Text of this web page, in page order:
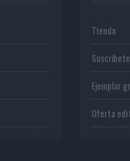
Tienda
Suscríbete
Ejemplar
Oferta